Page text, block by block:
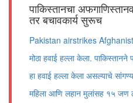
पाकिस्तानचा
तर बचावकार्य सुरूच
Pakistan airstrikes
मोठा हवाई हल्ला केला. पाकिस्तानने
हा हवाई हल्ला केला असल्याचे
महिला आणि लहान मुलांसह १५ जण